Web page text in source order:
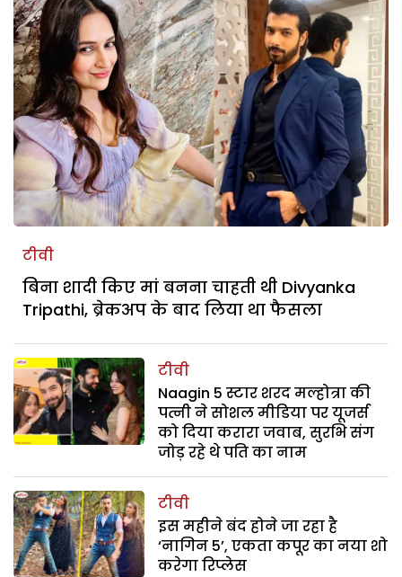
टीवी
बिना शादी किए मां बनना चाहती थी Divyanka
Tripathi, ब्रेकअप के बाद लिया था फैसला
टीवी
Naagin 5 स्टार शरद मल्होत्रा की
पत्नी ने सोशल मीडिया पर यूजर्स
को दिया करारा जवाब, सुरभि संग
जोड़ रहे थे पति का नाम
टीवी
इस महीने बंद होने जा रहा है
‘नागिन 5’, एकता कपूर का नया शो
करेगा रिप्लेस